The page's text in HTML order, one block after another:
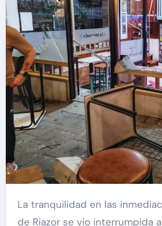
La tranquilidad en las inmediaciones del estadio
de Riazor se vio interrumpida